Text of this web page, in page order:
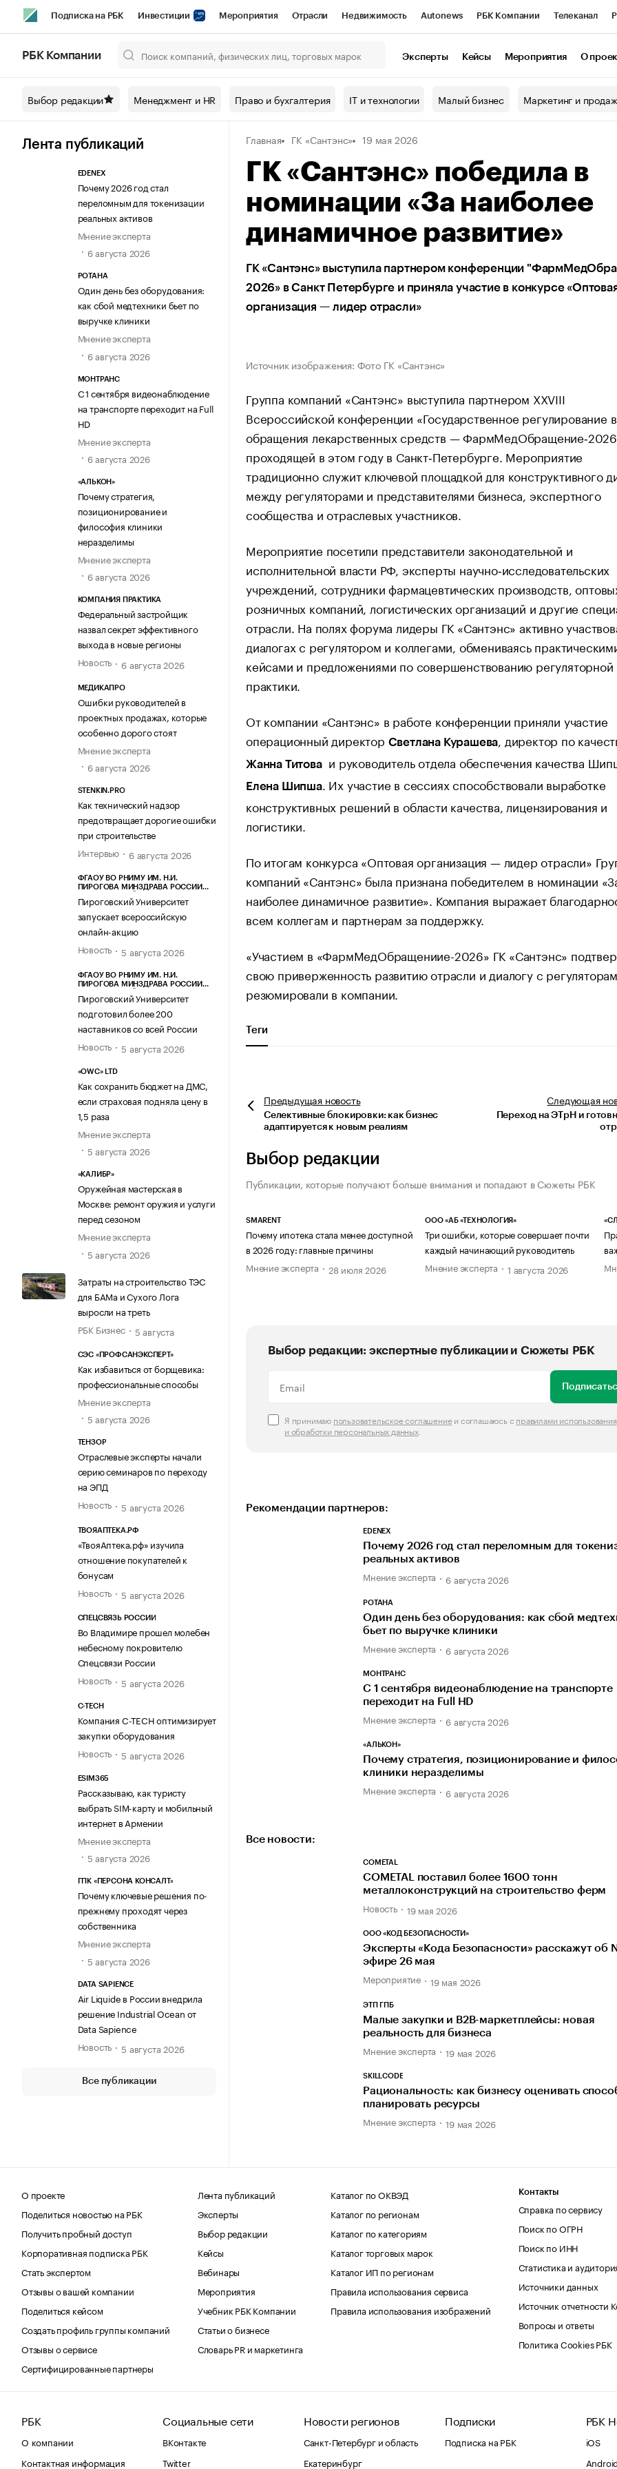
Подписка на РБК Инвестиции Мероприятия Отрасли Недвижимость Autonews РБК Компании Телеканал
Спецпроекты СПб Конференции СПб Спецпроекты Проверка контрагентов
Технологии и медиа Рынок наличной валюты
РБК Компании Эксперты Кейсы Мероприятия О
Выбор редакции Менеджмент и HR Право и бухгалтерия IT и технологии Малый бизнес Маркетинг и
Лента публикаций
EDENEX
Почему 2026 год стал
переломным для токенизации
реальных активов
Мнение эксперта
6 августа 2026
РОТАНА
Один день без оборудования:
как сбой медтехники бьет по
выручке клиники
Мнение эксперта
6 августа 2026
МОНТРАНС
С 1 сентября видеонаблюдение
на транспорте переходит на Full
HD
Мнение эксперта
6 августа 2026
«АЛЬКОН»
Почему стратегия,
позиционирование и
философия клиники
неразделимы
Мнение эксперта
6 августа 2026
КОМПАНИЯ ПРАКТИКА
Федеральный застройщик
назвал секрет эффективного
выхода в новые регионы
Новость
6 августа 2026
МЕДИКАПРО
Ошибки руководителей в
проектных продажах, которые
особенно дорого стоят
Мнение эксперта
6 августа 2026
STENKIN.PRO
Как технический надзор
предотвращает дорогие ошибки
при строительстве
Интервью
6 августа 2026
ФГАОУ ВО РНИМУ ИМ. Н.И.
ПИРОГОВА МИНЗДРАВА РОССИИ
Пироговский Университет
запускает всероссийскую
онлайн-акцию
Новость
5 августа 2026
ФГАОУ ВО РНИМУ ИМ. Н.И.
ПИРОГОВА МИНЗДРАВА РОССИИ
Пироговский Университет
подготовил более 200
наставников со всей России
Новость
5 августа 2026
«OWC» LTD
Как сохранить бюджет на ДМС,
если страховая подняла цену в
1,5 раза
Мнение эксперта
5 августа 2026
«КАЛИБР»
Оружейная мастерская в
Москве: ремонт оружия и услуги
перед сезоном
Мнение эксперта
5 августа 2026
Затраты на строительство ТЭС
для БАМа и Сухого Лога
выросли на треть
РБК Бизнес
5 августа
СЭС «ПРОФСАНЭКСПЕРТ»
Как избавиться от борщевика:
профессиональные способы
Мнение эксперта
5 августа 2026
ТЕНЗОР
Отраслевые эксперты начали
серию семинаров по переходу
на ЭПД
Новость
5 августа 2026
ТВОЯАПТЕКА.РФ
«ТвояАптека.рф» изучила
отношение покупателей к
бонусам
Новость
5 августа 2026
СПЕЦСВЯЗЬ РОССИИ
Во Владимире прошел молебен
небесному покровителю
Спецсвязи России
Новость
5 августа 2026
C-TECH
Компания C-TECH оптимизирует
закупки оборудования
Новость
5 августа 2026
ESIM365
Рассказываю, как туристу
выбрать SIM-карту и мобильный
интернет в Армении
Мнение эксперта
5 августа 2026
ГПК «ПЕРСОНА КОНСАЛТ»
Почему ключевые решения по-
прежнему проходят через
собственника
Мнение эксперта
5 августа 2026
DATA SAPIENCE
Air Liquide в России внедрила
решение Industrial Ocean от
Data Sapience
Новость
5 августа 2026
Все публикации
Главная ГК «Сантэнс» 19 мая 2026
ГК «Сантэнс» победила в
номинации «За наиболее
динамичное развитие»
ГК «Сантэнс» выступила партнером конференции
2026» в Санкт Петербурге и приняла участие в конкурсе
организация — лидер отрасли»
Источник изображения: Фото ГК «Сантэнс»
Группа компаний «Сантэнс» выступила партнером XXVIII
Всероссийской конференции «Государственное регулирование
обращения лекарственных средств —
проходящей в этом году в Санкт‑Петербурге. Мероприятие
традиционно служит ключевой площадкой для конструктивного
между регуляторами и представителями бизнеса, экспертного
сообщества и отраслевых участников.
Мероприятие посетили представители законодательной и
исполнительной власти РФ, эксперты научно‑исследовательских
учреждений, сотрудники фармацевтических производств,
розничных компаний, логистических организаций и другие
отрасли. На полях форума лидеры ГК «Сантэнс» активно
диалогах с регулятором и коллегами, обмениваясь
кейсами и предложениями по совершенствованию регуляторной
практики.
От компании «Сантэнс» в работе конференции приняли участие
операционный директор Светлана Курашева , директор по
Жанна Титоваи руководитель отдела обеспечения качества
Елена Шипша. Их участие в сессиях способствовали выработке
конструктивных решений в области качества, лицензирования и
логистики.
По итогам конкурса «Оптовая организация — лидер отрасли»
компаний «Сантэнс» была признана победителем в номинации
наиболее динамичное развитие». Компания выражает
всем коллегам и партнерам за поддержку.
«Участием в «ФармМедОбращениие-2026» ГК «Сантэнс»
свою приверженность развитию отрасли и диалогу с
резюмировали в компании.
Теги
Предыдущая новость
Селективные блокировки: как бизнес
адаптируется к новым реалиям
Следующая
Переход на ЭТрН и
Выбор редакции
Публикации, которые получают больше внимания и попадают в Сюжеты РБК
SMARENT
Почему ипотека стала менее доступной
в 2026 году: главные причины
Мнение эксперта
28 июля 2026
ООО «АБ «ТЕХНОЛОГИЯ»
Три ошибки, которые совершает почти
каждый начинающий руководитель
Мнение эксперта
1 августа 2026
Выбор редакции: экспертные публикации и Сюжеты РБК
Я принимаю пользовательское соглашениеи соглашаюсь с правилами использования
и обработки персональных данных.
Рекомендации партнеров:
EDENEX
Почему 2026 год стал переломным для
реальных активов
Мнение эксперта 6 августа 2026
РОТАНА
Один день без оборудования: как сбой
бьет по выручке клиники
Мнение эксперта 6 августа 2026
МОНТРАНС
С 1 сентября видеонаблюдение на транспорте
переходит на Full HD
Мнение эксперта 6 августа 2026
«АЛЬКОН»
Почему стратегия, позиционирование и
клиники неразделимы
Мнение эксперта 6 августа 2026
Все новости:
COMETAL
COMETAL поставил более 1600 тонн
металлоконструкций на строительство ферм
Новость 19 мая 2026
ООО «КОД БЕЗОПАСНОСТИ»
Эксперты «Кода Безопасности» расскажут об
эфире 26 мая
Мероприятие 19 мая 2026
ЭТП ГПБ
Малые закупки и B2B-маркетплейсы: новая
реальность для бизнеса
Мнение эксперта 19 мая 2026
SKILLCODE
Рациональность: как бизнесу оценивать
планировать ресурсы
Мнение эксперта 19 мая 2026
О проекте
Поделиться новостью на РБК
Получить пробный доступ
Корпоративная подписка РБК
Стать экспертом
Отзывы о вашей компании
Поделиться кейсом
Создать профиль группы компаний
Отзывы о сервисе
Сертифицированные партнеры
Лента публикаций
Эксперты
Выбор редакции
Кейсы
Вебинары
Мероприятия
Учебник РБК Компании
Статьи о бизнесе
Словарь PR и маркетинга
Каталог по ОКВЭД
Каталог по регионам
Каталог по категориям
Каталог торговых марок
Каталог ИП по регионам
Правила использования сервиса
Правила использования изображений
Контакты
Справка по сервису
Поиск по ОГРН
Поиск по ИНН
Статистика и
Источники данных
Источник отчетности
Вопросы и ответы
Политика Cookies РБК
РБК
О компании
Контактная информация
Социальные сети
ВКонтакте
Twitter
Новости регионов
Санкт-Петербург и область
Екатеринбург
Подписки
Подписка на РБК
РБК
iOS